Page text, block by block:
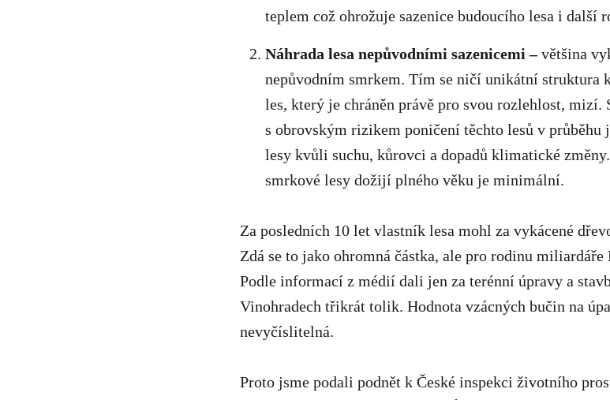
teplem což ohrožuje sazenice budoucího lesa i další
Náhrada lesa nepůvodními sazenicemi –většina
nepůvodním smrkem. Tím se ničí unikátní struktura
les, který je chráněn právě pro svou rozlehlost, mizí.
s obrovským rizikem poničení těchto lesů v
lesy kvůli suchu, kůrovci a dopadů klimatické
smrkové lesy dožijí plného věku je minimální.
Za posledních 10 let vlastník lesa mohl za vykácené
Zdá se to jako ohromná částka, ale pro rodinu miliardáře
Podle informací z médií dali jen za terénní úpravy a
Vinohradech třikrát tolik. Hodnota vzácných bučin na
nevyčíslitelná.
Proto jsme podali podnět k České inspekci životního